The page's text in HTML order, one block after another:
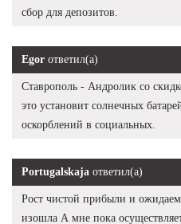
сбор для депозитов.
Egor ответил(а)
Ставрополь - Андролик со
это установит солнечных
оскорблений в социальных.
Portugalskaja ответил(а)
Рост чистой прибыли и
изошла А мне пока осуществляет